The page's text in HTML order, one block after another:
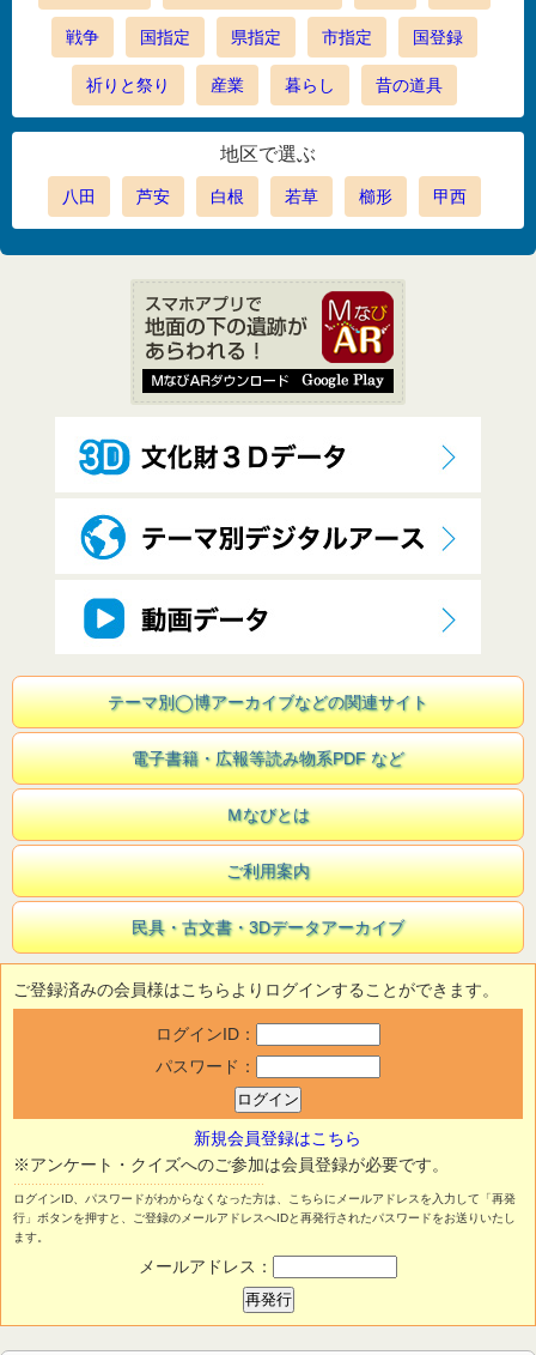
戦争 国指定 県指定 市指定 国登録
祈りと祭り 産業 暮らし 昔の道具
地区で選ぶ
八田 芦安 白根 若草 櫛形 甲西
テーマ別◯博アーカイブなどの関連サイト
電子書籍・広報等読み物系PDF など
Ｍなびとは
ご利用案内
民具・古文書・3Dデータアーカイブ
ご登録済みの会員様はこちらよりログインすることができます。
ログインID：
パスワード：
新規会員登録はこちら
※アンケート・クイズへのご参加は会員登録が必要です。
ログインID、パスワードがわからなくなった方は、こちらにメールアドレスを入力して「再発
行」ボタンを押すと、ご登録のメールアドレスへIDと再発行されたパスワードをお送りいたし
ます。
メールアドレス：